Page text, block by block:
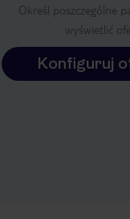
Określ poszczególne
wyświetlić
Konfiguruj